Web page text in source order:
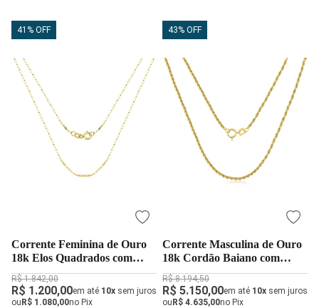
41% OFF
Corrente Feminina de Ouro
18k Elos Quadrados com
40cm
R$ 1.842,00
R$ 1.200,00em até 10x sem juros
ou R$ 1.080,00no Pix
43% OFF
Corrente Masculina de Ouro
18k Cordão Baiano com
60cm
R$ 8.194,50
R$ 5.150,00em até 10x sem juros
ou R$ 4.635,00no Pix